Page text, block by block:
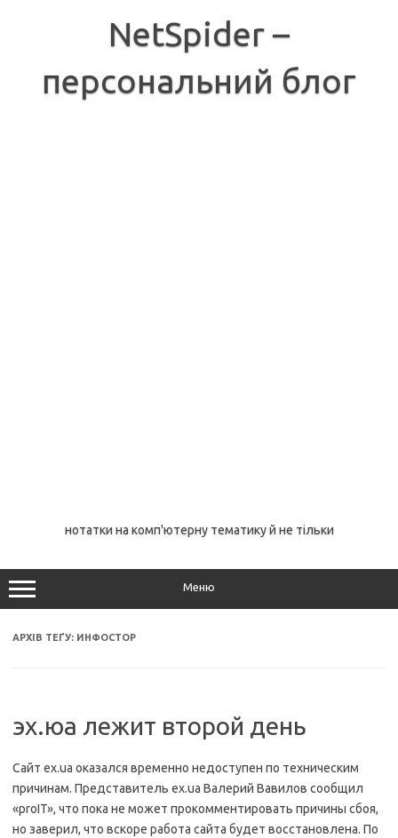
NetSpider –
персональний блог
нотатки на комп'ютерну тематику й не тільки
Меню
АРХІВ ТЕҐУ: ИНФОСТОР
эх.юа лежит второй день
Сайт ex.ua оказался временно недоступен по техническим
причинам. Представитель ex.ua Валерий Вавилов сообщил
«proIT», что пока не может прокомментировать причины сбоя,
но заверил, что вскоре работа сайта будет восстановлена. По